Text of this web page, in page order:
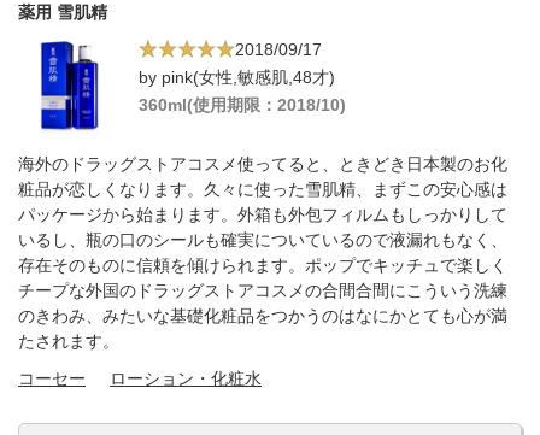
薬用 雪肌精
2018/09/17
by pink(女性,敏感肌,48才)
360ml(使用期限：2018/10)
海外のドラッグストアコスメ使ってると、ときどき日本製のお化
粧品が恋しくなります。久々に使った雪肌精、まずこの安心感は
パッケージから始まります。外箱も外包フィルムもしっかりして
いるし、瓶の口のシールも確実についているので液漏れもなく、
存在そのものに信頼を傾けられます。ポップでキッチュで楽しく
チープな外国のドラッグストアコスメの合間合間にこういう洗練
のきわみ、みたいな基礎化粧品をつかうのはなにかとても心が満
たされます。
コーセー
ローション・化粧水